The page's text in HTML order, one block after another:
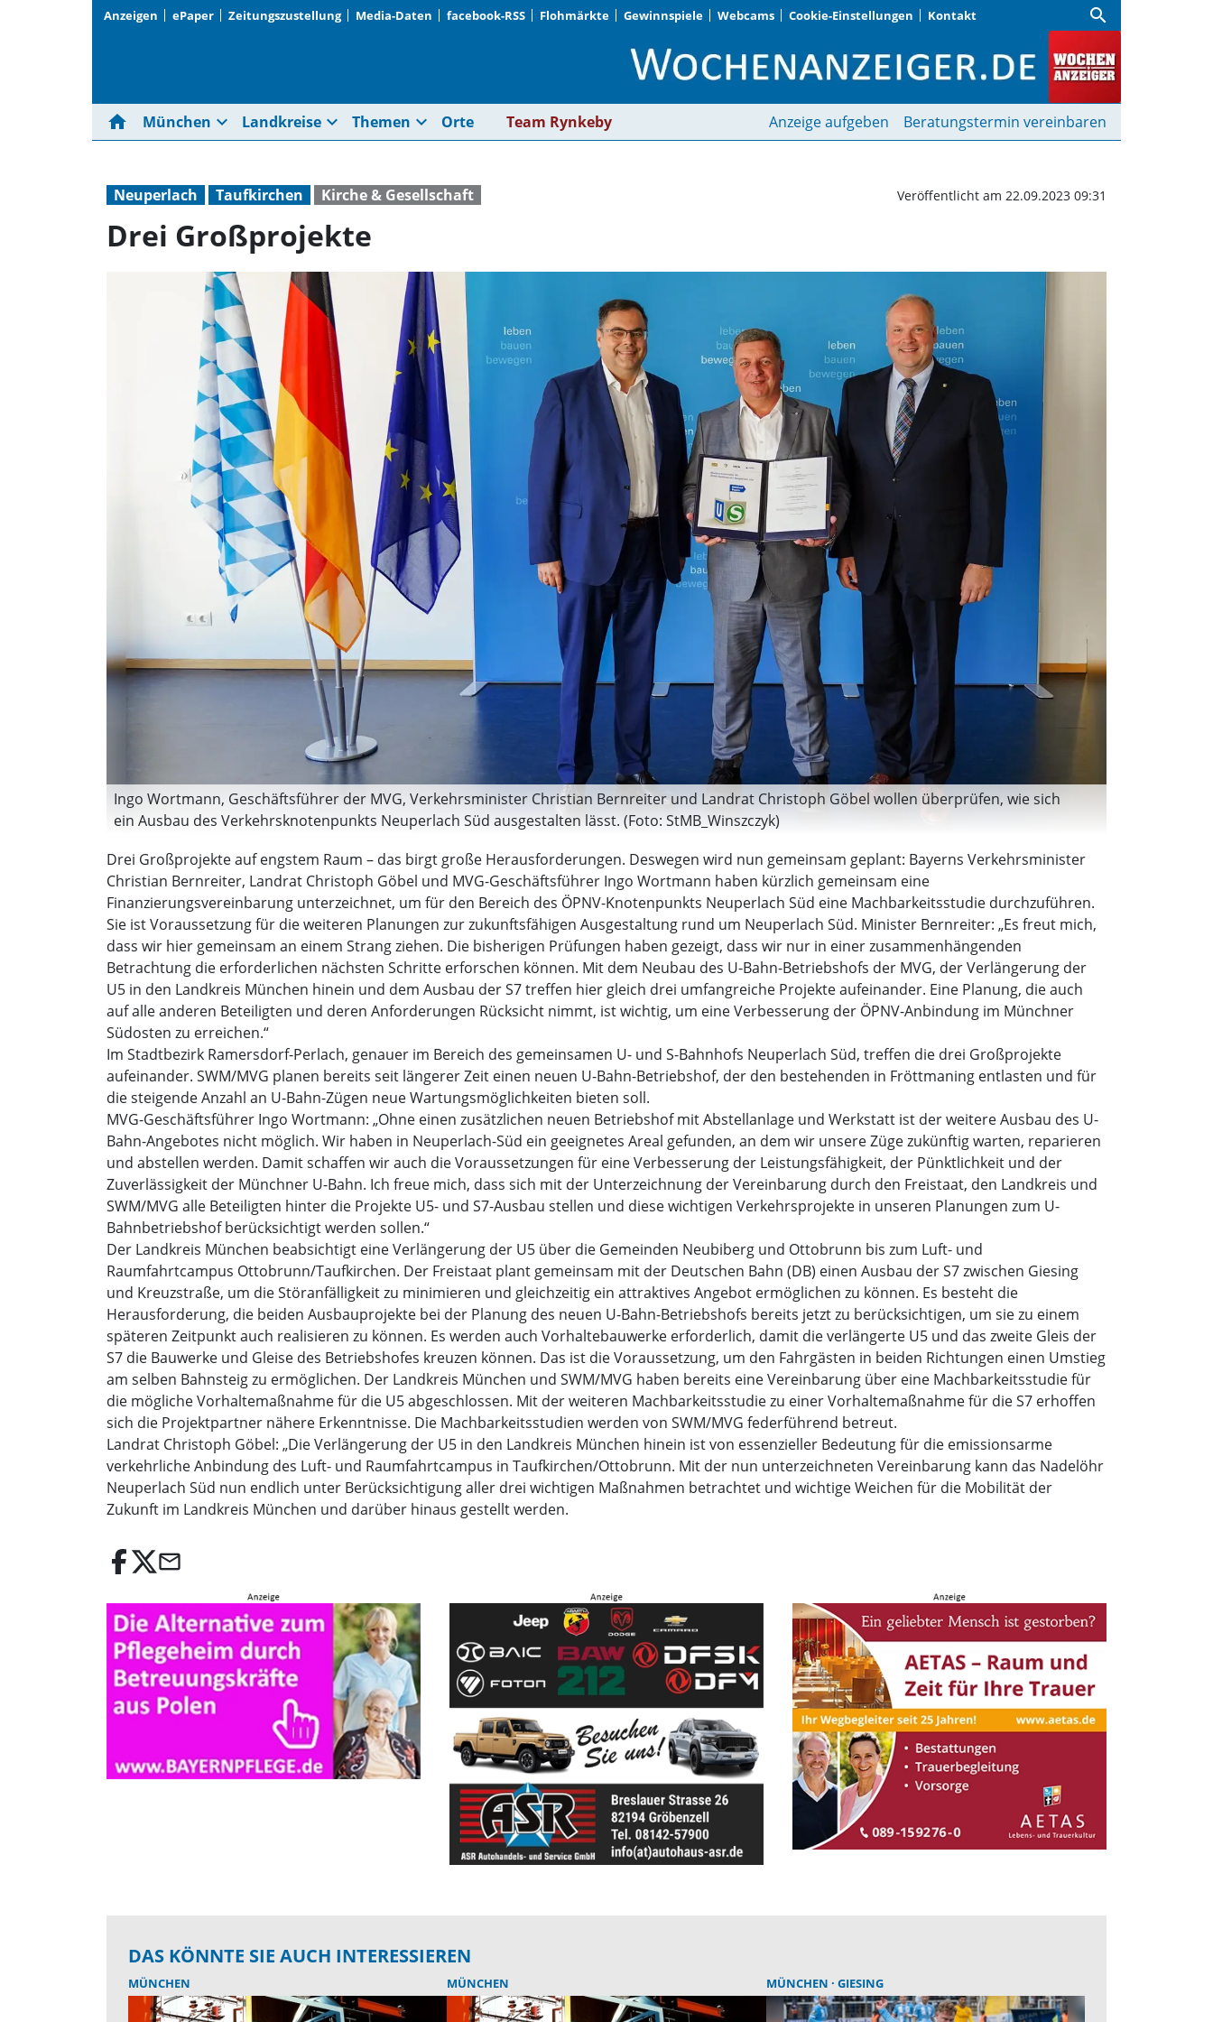
Anzeigen ePaper Zeitungszustellung Media-Daten facebook-RSS Flohmärkte Gewinnspiele Webcams Cookie-Einstellungen Kontakt search
Drei Großprojekte | Wochenanzeiger
home München expand_more Landkreise expand_more Themen expand_more Orte Team Rynkeby Anzeige aufgeben Beratungstermin vereinbaren
Neuperlach Taufkirchen Kirche & Gesellschaft Veröffentlicht am 22.09.2023 09:31
Drei Großprojekte
Ingo Wortmann, Geschäftsführer der MVG, Verkehrsminister Christian Bernreiter und Landrat Christoph Göbel wollen überprüfen, wie sich
ein Ausbau des Verkehrsknotenpunkts Neuperlach Süd ausgestalten lässt. (Foto: StMB_Winszczyk)
Drei Großprojekte auf engstem Raum – das birgt große Herausforderungen. Deswegen wird nun gemeinsam geplant: Bayerns Verkehrsminister
Christian Bernreiter, Landrat Christoph Göbel und MVG-Geschäftsführer Ingo Wortmann haben kürzlich gemeinsam eine
Finanzierungsvereinbarung unterzeichnet, um für den Bereich des ÖPNV-Knotenpunkts Neuperlach Süd eine Machbarkeitsstudie durchzuführen.
Sie ist Voraussetzung für die weiteren Planungen zur zukunftsfähigen Ausgestaltung rund um Neuperlach Süd. Minister Bernreiter: „Es freut mich,
dass wir hier gemeinsam an einem Strang ziehen. Die bisherigen Prüfungen haben gezeigt, dass wir nur in einer zusammenhängenden
Betrachtung die erforderlichen nächsten Schritte erforschen können. Mit dem Neubau des U-Bahn-Betriebshofs der MVG, der Verlängerung der
U5 in den Landkreis München hinein und dem Ausbau der S7 treffen hier gleich drei umfangreiche Projekte aufeinander. Eine Planung, die auch
auf alle anderen Beteiligten und deren Anforderungen Rücksicht nimmt, ist wichtig, um eine Verbesserung der ÖPNV-Anbindung im Münchner
Südosten zu erreichen.“
Im Stadtbezirk Ramersdorf-Perlach, genauer im Bereich des gemeinsamen U- und S-Bahnhofs Neuperlach Süd, treffen die drei Großprojekte
aufeinander. SWM/MVG planen bereits seit längerer Zeit einen neuen U-Bahn-Betriebshof, der den bestehenden in Fröttmaning entlasten und für
die steigende Anzahl an U-Bahn-Zügen neue Wartungsmöglichkeiten bieten soll.
MVG-Geschäftsführer Ingo Wortmann: „Ohne einen zusätzlichen neuen Betriebshof mit Abstellanlage und Werkstatt ist der weitere Ausbau des U-
Bahn-Angebotes nicht möglich. Wir haben in Neuperlach-Süd ein geeignetes Areal gefunden, an dem wir unsere Züge zukünftig warten, reparieren
und abstellen werden. Damit schaffen wir auch die Voraussetzungen für eine Verbesserung der Leistungsfähigkeit, der Pünktlichkeit und der
Zuverlässigkeit der Münchner U-Bahn. Ich freue mich, dass sich mit der Unterzeichnung der Vereinbarung durch den Freistaat, den Landkreis und
SWM/MVG alle Beteiligten hinter die Projekte U5- und S7-Ausbau stellen und diese wichtigen Verkehrsprojekte in unseren Planungen zum U-
Bahnbetriebshof berücksichtigt werden sollen.“
Der Landkreis München beabsichtigt eine Verlängerung der U5 über die Gemeinden Neubiberg und Ottobrunn bis zum Luft- und
Raumfahrtcampus Ottobrunn/Taufkirchen. Der Freistaat plant gemeinsam mit der Deutschen Bahn (DB) einen Ausbau der S7 zwischen Giesing
und Kreuzstraße, um die Störanfälligkeit zu minimieren und gleichzeitig ein attraktives Angebot ermöglichen zu können. Es besteht die
Herausforderung, die beiden Ausbauprojekte bei der Planung des neuen U-Bahn-Betriebshofs bereits jetzt zu berücksichtigen, um sie zu einem
späteren Zeitpunkt auch realisieren zu können. Es werden auch Vorhaltebauwerke erforderlich, damit die verlängerte U5 und das zweite Gleis der
S7 die Bauwerke und Gleise des Betriebshofes kreuzen können. Das ist die Voraussetzung, um den Fahrgästen in beiden Richtungen einen Umstieg
am selben Bahnsteig zu ermöglichen. Der Landkreis München und SWM/MVG haben bereits eine Vereinbarung über eine Machbarkeitsstudie für
die mögliche Vorhaltemaßnahme für die U5 abgeschlossen. Mit der weiteren Machbarkeitsstudie zu einer Vorhaltemaßnahme für die S7 erhoffen
sich die Projektpartner nähere Erkenntnisse. Die Machbarkeitsstudien werden von SWM/MVG federführend betreut.
Landrat Christoph Göbel: „Die Verlängerung der U5 in den Landkreis München hinein ist von essenzieller Bedeutung für die emissionsarme
verkehrliche Anbindung des Luft- und Raumfahrtcampus in Taufkirchen/Ottobrunn. Mit der nun unterzeichneten Vereinbarung kann das Nadelöhr
Neuperlach Süd nun endlich unter Berücksichtigung aller drei wichtigen Maßnahmen betrachtet und wichtige Weichen für die Mobilität der
Zukunft im Landkreis München und darüber hinaus gestellt werden.
email
DAS KÖNNTE SIE AUCH INTERESSIEREN
MÜNCHEN MÜNCHEN MÜNCHEN GIESING